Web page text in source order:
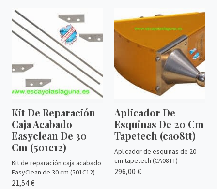
Kit De Reparación
Caja Acabado
Easyclean De 30
Cm (501c12)
Kit de reparación caja acabado
EasyClean de 30 cm (501C12)
21,54 €
Aplicador De
Esquinas De 20 Cm
Tapetech (ca08tt)
Aplicador de esquinas de 20
cm tapetech (CA08TT)
296,00 €